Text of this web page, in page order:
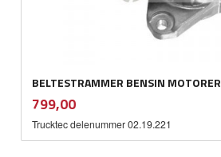
BELTESTRAMMER BENSIN MOTORER
Pris
799,00mva.
Trucktec delenummer 02.19.221